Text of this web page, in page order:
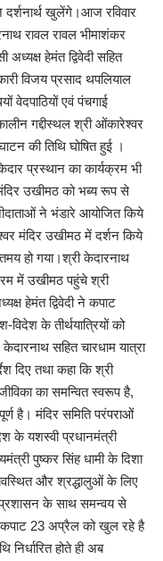
दर्शनार्थ खुलेंगे।आज रविवार
रावल रावल भीमाशंकर
हेमंत द्विवेदी सहित
विजय प्रसाद थपलियाल
वेदपाठियों एवं पंचगाई
गद्दीस्थल श्री ओंकारेश्वर
की तिथि घोषित हुई ।
प्रस्थान का कार्यक्रम भी
उखीमठ को भब्य रूप से
ने भंडारे आयोजित किये
मंदिर उखीमठ में दर्शन किये
हो गया।श्री केदारनाथ
में उखीमठ पहुंचे श्री
हेमंत द्विवेदी ने कपाट
के तीर्थयात्रियों को
सहित चारधाम यात्रा
दिए तथा कहा कि श्री
का समन्वित स्वरूप है,
है। मंदिर समिति परंपराओं
के यशस्वी प्रधानमंत्री
पुष्कर सिंह धामी के दिशा
और श्रद्धालुओं के लिए
प्रशासन के साथ समन्वय से
कपाट 23 अप्रैल को खुल रहे है
होते ही अब